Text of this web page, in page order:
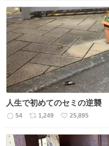
数
ス
ト
数
ね
数
人生で初めてのセミの逆襲
返
数
54
リ
ス
1,249
い
25,895